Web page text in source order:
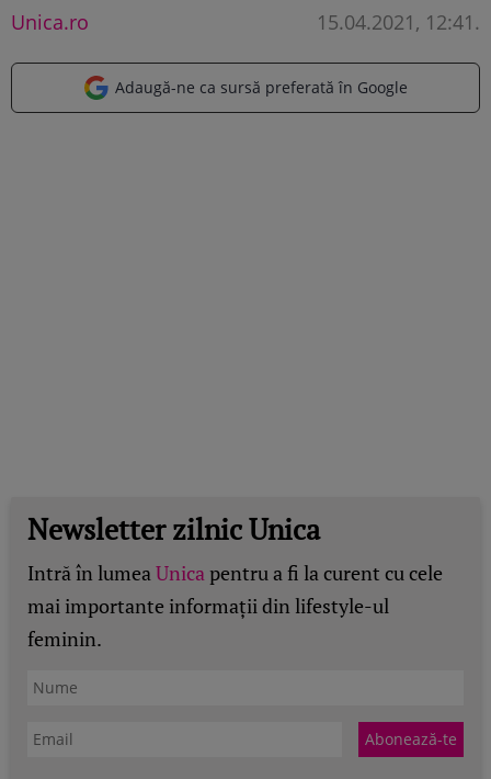
Unica.ro 15.04.2021, 12:41 .
Adaugă-ne ca sursă preferată în Google
Newsletter zilnic Unica
Intră în lumeaUnicapentru a fi la curent cu cele
mai importante informații din lifestyle-ul
feminin.